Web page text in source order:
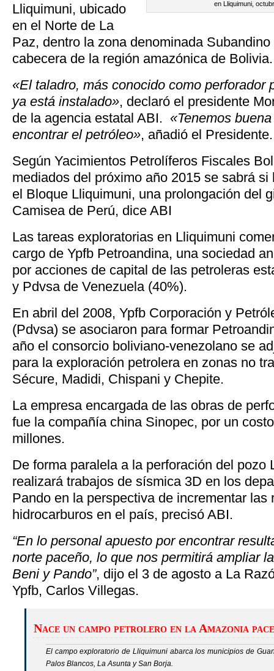
en Lliquimuni,
Lliquimuni, ubicado
en el Norte de La
Paz, dentro la zona denominada
cabecera de la región amazónica de Bolivia.
«El taladro, más conocido como perforador
ya está instalado», declaró el presidente
de la agencia estatal ABI. «Tenemos
encontrar el petróleo», añadió el Presidente.
Según Yacimientos Petrolíferos Fiscales
mediados del próximo año 2015 se sabrá
el Bloque Lliquimuni, una prolongación del
Camisea de Perú, dice ABI
Las tareas exploratorias en Lliquimuni
cargo de Ypfb Petroandina, una sociedad
por acciones de capital de las petroleras
y Pdvsa de Venezuela (40%).
En abril del 2008, Ypfb Corporación y
(Pdvsa) se asociaron para formar
año el consorcio boliviano-venezolano se
para la exploración petrolera en zonas no
Sécure, Madidi, Chispani y Chepite.
La empresa encargada de las obras de
fue la compañía china Sinopec, por un
millones.
De forma paralela a la perforación del pozo
realizará trabajos de sísmica 3D en los
Pando en la perspectiva de incrementar las
hidrocarburos en el país, precisó ABI.
“En lo personal apuesto por encontrar
norte paceño, lo que nos permitirá ampliar
Beni y Pando”, dijo el 3 de agosto a La
Ypfb, Carlos Villegas.
Nace un campo petrolero en la Amazonia
El campo exploratorio de Lliquimuni abarca los municipios de
Palos Blancos, La Asunta y San Borja.